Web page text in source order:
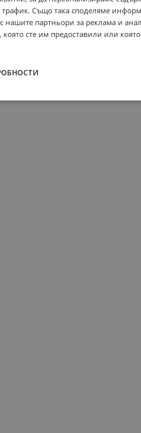
Също така споделяме
нашите партньори за реклама и
сте им предоставили или